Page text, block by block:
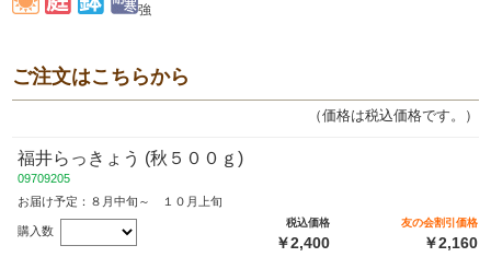
強
ご注文はこちらから
（価格は税込価格です。）
福井らっきょう (秋５００ｇ)
09709205
お届け予定：８月中旬～ １０月上旬
購入数
税込価格
￥2,400
友の会割引価格
￥2,160